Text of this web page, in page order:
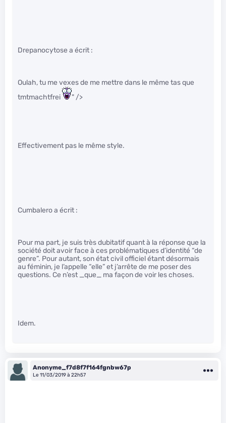
Drepanocytose a écrit :
Oulah, tu me vexes de me mettre dans le même tas que
tmtmachtfrei
" />
Effectivement pas le même style.
Cumbalero a écrit :
Pour ma part, je suis très dubitatif quant à la réponse que la
société doit avoir face à ces problématiques d’identité “de
genre”. Pour autant, son état civil officiel étant désormais
au féminin, je l’appelle “elle” et j’arrête de me poser des
questions. Ce n’est _que_ ma façon de voir les choses.
Idem.
Anonyme_f7d8f7f164fgnbw67p
Le 11/03/2019 à 22h57